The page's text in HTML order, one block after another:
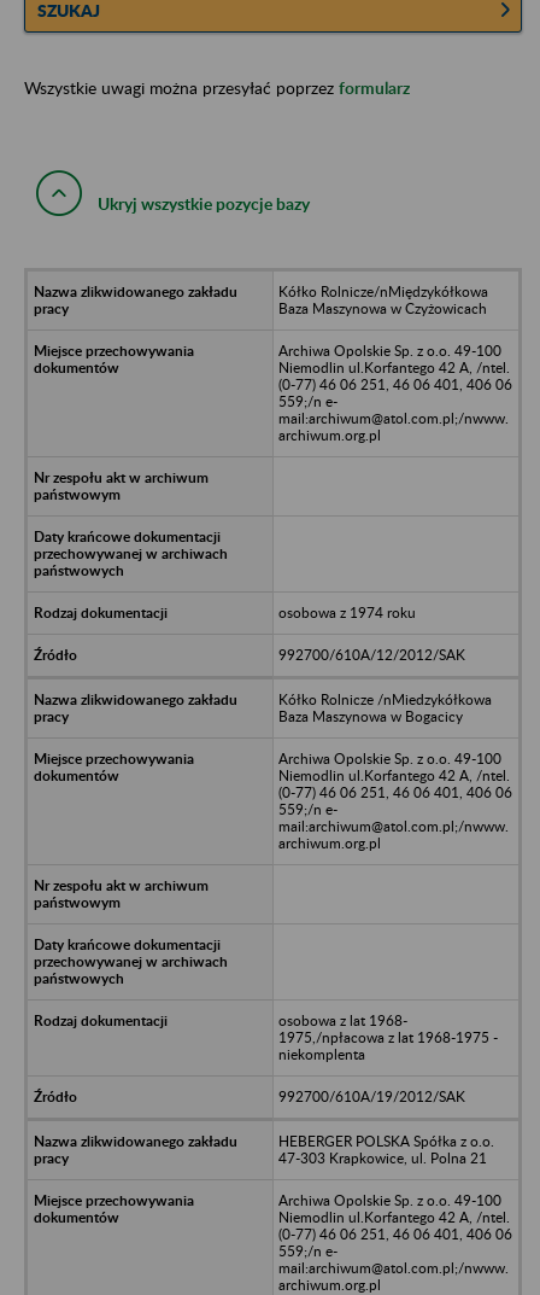
SZUKAJ
Wszystkie uwagi można przesyłać poprzez formularz
Ukryj wszystkie pozycje bazy
Kółko Rolnicze/nMiędzykółkowa
Baza Maszynowa w Czyżowicach
Archiwa Opolskie Sp. z o.o. 49-100
Niemodlin ul.Korfantego 42 A, /ntel.
(0-77) 46 06 251, 46 06 401, 406 06
559;/n e-
mail:archiwum@atol.com.pl;/nwww.
archiwum.org.pl
osobowa z 1974 roku
992700/610A/12/2012/SAK
Kółko Rolnicze /nMiedzykółkowa
Baza Maszynowa w Bogacicy
Archiwa Opolskie Sp. z o.o. 49-100
Niemodlin ul.Korfantego 42 A, /ntel.
(0-77) 46 06 251, 46 06 401, 406 06
559;/n e-
mail:archiwum@atol.com.pl;/nwww.
archiwum.org.pl
osobowa z lat 1968-
1975,/npłacowa z lat 1968-1975 -
niekomplenta
992700/610A/19/2012/SAK
HEBERGER POLSKA Spółka z o.o.
47-303 Krapkowice, ul. Polna 21
Archiwa Opolskie Sp. z o.o. 49-100
Niemodlin ul.Korfantego 42 A, /ntel.
(0-77) 46 06 251, 46 06 401, 406 06
559;/n e-
mail:archiwum@atol.com.pl;/nwww.
archiwum.org.pl